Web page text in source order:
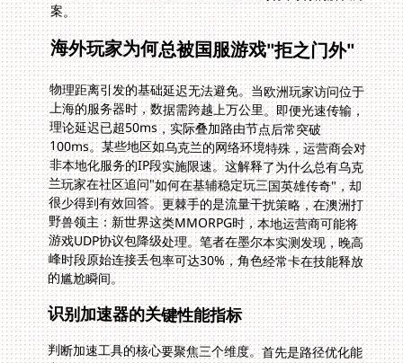
案。
海外玩家为何总被国服游戏"拒之门外"
物理距离引发的基础延迟无法避免。当欧洲玩家访问位于
上海的服务器时，数据需跨越上万公里。即便光速传输，
理论延迟已超50ms，实际叠加路由节点后常突破
100ms。某些地区如乌克兰的网络环境特殊，运营商会对
非本地化服务的IP段实施限速。这解释了为什么总有乌克
兰玩家在社区追问"如何在基辅稳定玩三国英雄传奇"，却
很少得到有效回答。更棘手的是流量干扰策略，在澳洲打
野兽领主：新世界这类MMORPG时，本地运营商可能将
游戏UDP协议包降级处理。笔者在墨尔本实测发现，晚高
峰时段原始连接丢包率可达30%，角色经常卡在技能释放
的尴尬瞬间。
识别加速器的关键性能指标
判断加速工具的核心要聚焦三个维度。首先是路径优化能
力，优秀的系统能动态避开拥堵路由链。例如某玩家在加
拿大玩DNF时，常规路由需经东京中转，而智能系统会切
换至洛杉矶专线，延迟直降40ms。其次是终端兼容性，
现代玩家往往多设备切换，早晨通勤用手机刷副本，回家
后转PC打团战。单一设备支持相当于浪费另一半使用场
景。最后是隐蔽安全防护，特别是对战类游戏，原生IP暴
露可能触发区域封禁机制。笔者见过太多海外打奇迹MU